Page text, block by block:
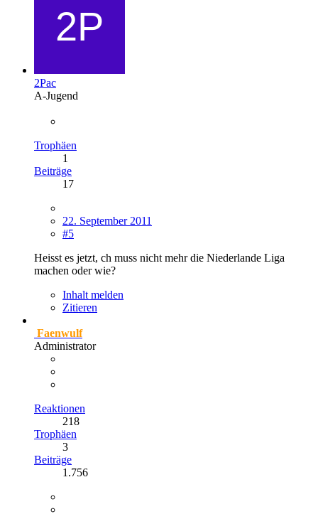
2Pac
A-Jugend
Trophäen
1
Beiträge
17
22. September 2011
#5
Heisst es jetzt, ch muss nicht mehr die Niederlande Liga
machen oder wie?
Inhalt melden
Zitieren
Faenwulf
Administrator
Reaktionen
218
Trophäen
3
Beiträge
1.756